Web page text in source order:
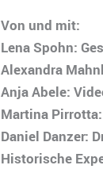
Von und mit:
Lena Spohn:
Alexandra
Anja Abele:
Martina
Daniel Danzer:
Historische